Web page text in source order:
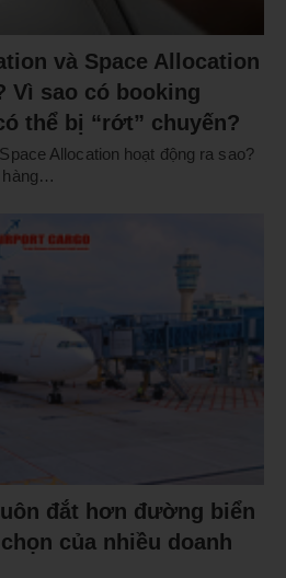
và Space Allocation
Vì sao có booking
thể bị “rớt” chuyến?
Allocation hoạt động ra sao?
hàng…
đắt hơn đường biển
của nhiều doanh